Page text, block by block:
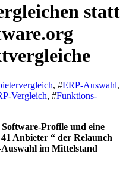
statt
, #ERP-Auswahl,
Vergleich, #Funktions-
Anbieter “ der Relaunch
im Mittelstand